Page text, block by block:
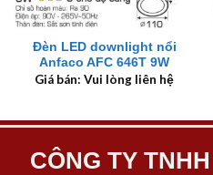
Đèn LED downlight nổi
Anfaco AFC 646T 9W
Giá bán: Vui lòng liên hệ
CÔNG TY